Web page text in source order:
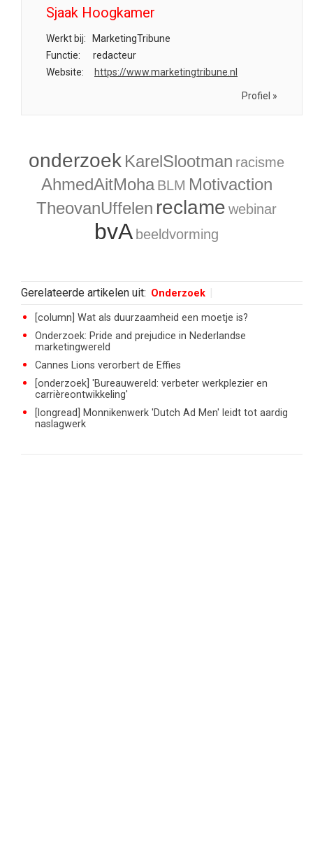
Sjaak Hoogkamer
Werkt bij:
MarketingTribune
Functie:
redacteur
Website:
https://www.marketingtribune.nl
Profiel »
onderzoek KarelSlootman racisme
AhmedAitMoha BLM Motivaction
TheovanUffelen reclame webinar
bvA beeldvorming
Gerelateerde artikelen uit: Onderzoek
[column] Wat als duurzaamheid een moetje is?
Onderzoek: Pride and prejudice in Nederlandse
marketingwereld
Cannes Lions verorbert de Effies
[onderzoek] 'Bureauwereld: verbeter werkplezier en
carrièreontwikkeling'
[longread] Monnikenwerk 'Dutch Ad Men' leidt tot aardig
naslagwerk